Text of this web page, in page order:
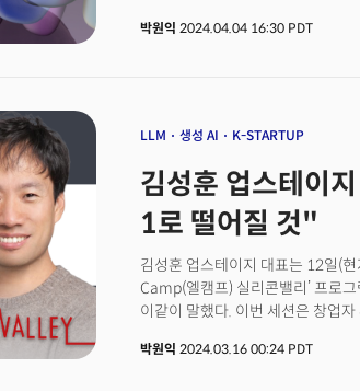
박원익 2024.04.04 16:30 PDT
LLM 생성 AI K-STARTUP
김성훈 업스테이
1로 떨어질 것"
김성훈 업스테이지 대표는 12일(
Camp(엘캠프) 실리콘밸리’ 프로
이같이 말했다. 이번 세션은 창업
라마 등 성능이 좋은 상위 10개 모
박원익 2024.03.16 00:24 PDT